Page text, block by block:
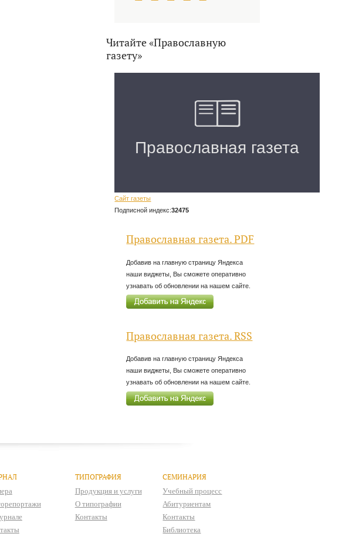
Читайте «Православную
газету»
Сайт газеты
Подписной индекс:32475
Православная газета. PDF
Добавив на главную страницу Яндекса
наши виджеты, Вы сможете оперативно
узнавать об обновлении на нашем сайте.
Православная газета. RSS
Добавив на главную страницу Яндекса
наши виджеты, Вы сможете оперативно
узнавать об обновлении на нашем сайте.
ТИПОГРАФИЯ
Продукция и услуги
О типографии
Контакты
СЕМИНАРИЯ
Учебный процесс
Абитуриентам
Контакты
Библиотека